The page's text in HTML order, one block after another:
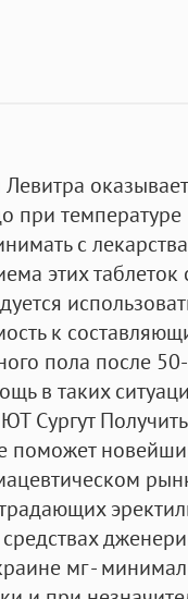
при
с
этих
к
пола после
в таких
Сургут
поможет
мг -